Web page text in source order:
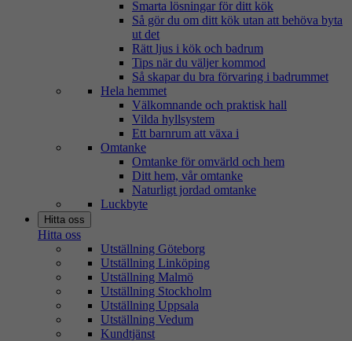
Smarta lösningar för ditt kök
Så gör du om ditt kök utan att behöva byta
ut det
Rätt ljus i kök och badrum
Tips när du väljer kommod
Så skapar du bra förvaring i badrummet
Hela hemmet
Välkomnande och praktisk hall
Vilda hyllsystem
Ett barnrum att växa i
Omtanke
Omtanke för omvärld och hem
Ditt hem, vår omtanke
Naturligt jordad omtanke
Luckbyte
Hitta oss
Hitta oss
Utställning Göteborg
Utställning Linköping
Utställning Malmö
Utställning Stockholm
Utställning Uppsala
Utställning Vedum
Kundtjänst